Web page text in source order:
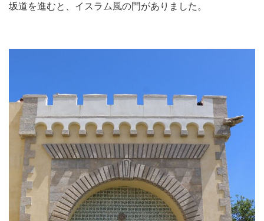
坂道を進むと、イスラム風の門がありました。